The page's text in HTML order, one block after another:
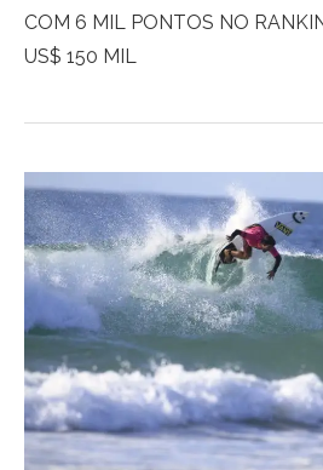
COM 6 MIL PONTOS NO
US$ 150 MIL